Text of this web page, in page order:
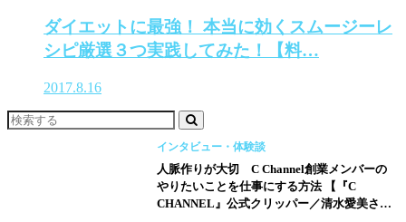
ダイエットに最強！ 本当に効くスムージーレ
シピ厳選３つ実践してみた！【料…
2017.8.16
インタビュー・体験談
人脈作りが大切 C Channel創業メンバーの
やりたいことを仕事にする方法 【『C
CHANNEL』公式クリッパー／清水愛美さ